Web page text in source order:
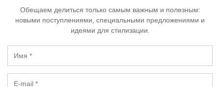
Обещаем делиться только самым важным и полезным:
новыми поступлениями, специальными предложениями и
идеями для стилизации.